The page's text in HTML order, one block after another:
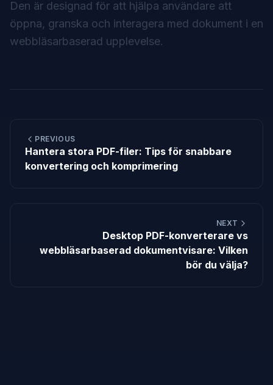
Den är designad för att hjälpa användare att
öppna, granska och interagera med dokument i en
webbläsarbaserad upplevelse.
PREVIOUS
Hantera stora PDF-filer: Tips för snabbare
konvertering och komprimering
NEXT
Desktop PDF-konverterare vs
webbläsarbaserad dokumentvisare: Vilken
bör du välja?